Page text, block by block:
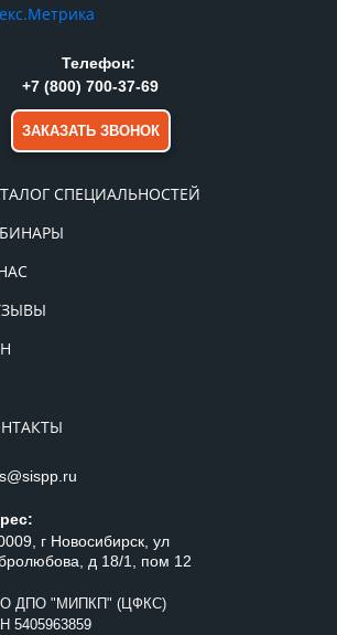
СПЕЦИАЛЬНОСТЕЙ
г Новосибирск, ул
д 18/1, пом 12
ДПО "МИПКП" (ЦФКС)
5405963859
Телефон:
+7 (800) 700-37-69
ЗАКАЗАТЬ ЗВОНОК